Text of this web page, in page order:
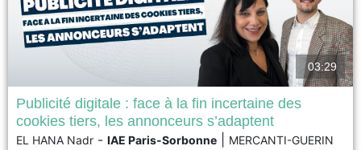
La disparition annoncée des cookies tiers dans les navigateurs,
initialement prévue pour 2024 puis repoussée par Google, marque un
03:29
Publicité digitale : face à la fin incertaine des
cookies tiers, les annonceurs s’adaptent
EL HANA Nadr - IAE Paris-Sorbonne
MERCANTI-GUERIN